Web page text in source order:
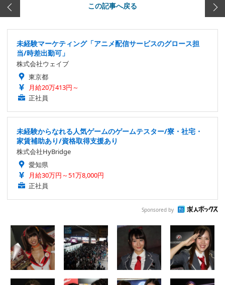
この記事へ戻る
未経験マーケティング「アニメ配信サービスのグロース担
当/時差出勤可」
株式会社ウェイブ
東京都
月給20万413円～
正社員
未経験からなれる人気ゲームのゲームテスター/寮・社宅・
家賃補助あり/資格取得支援あり
株式会社HyBridge
愛知県
月給30万円～51万8,000円
正社員
Sponsored by